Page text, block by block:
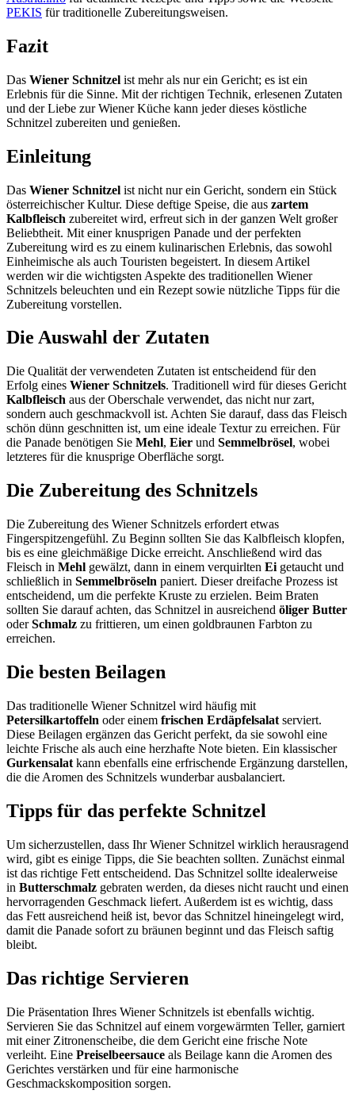
PEKIS für traditionelle Zubereitungsweisen.
Fazit
Das Wiener Schnitzel ist mehr als nur ein Gericht; es ist ein
Erlebnis für die Sinne. Mit der richtigen Technik, erlesenen Zutaten
und der Liebe zur Wiener Küche kann jeder dieses köstliche
Schnitzel zubereiten und genießen.
Einleitung
Das Wiener Schnitzel ist nicht nur ein Gericht, sondern ein Stück
österreichischer Kultur. Diese deftige Speise, die aus zartem
Kalbfleisch zubereitet wird, erfreut sich in der ganzen Welt großer
Beliebtheit. Mit einer knusprigen Panade und der perfekten
Zubereitung wird es zu einem kulinarischen Erlebnis, das sowohl
Einheimische als auch Touristen begeistert. In diesem Artikel
werden wir die wichtigsten Aspekte des traditionellen Wiener
Schnitzels beleuchten und ein Rezept sowie nützliche Tipps für die
Zubereitung vorstellen.
Die Auswahl der Zutaten
Die Qualität der verwendeten Zutaten ist entscheidend für den
Erfolg eines Wiener Schnitzels. Traditionell wird für dieses Gericht
Kalbfleisch aus der Oberschale verwendet, das nicht nur zart,
sondern auch geschmackvoll ist. Achten Sie darauf, dass das Fleisch
schön dünn geschnitten ist, um eine ideale Textur zu erreichen. Für
die Panade benötigen Sie Mehl, Eier und Semmelbrösel, wobei
letzteres für die knusprige Oberfläche sorgt.
Die Zubereitung des Schnitzels
Die Zubereitung des Wiener Schnitzels erfordert etwas
Fingerspitzengefühl. Zu Beginn sollten Sie das Kalbfleisch klopfen,
bis es eine gleichmäßige Dicke erreicht. Anschließend wird das
Fleisch in Mehl gewälzt, dann in einem verquirlten Ei getaucht und
schließlich in Semmelbröseln paniert. Dieser dreifache Prozess ist
entscheidend, um die perfekte Kruste zu erzielen. Beim Braten
sollten Sie darauf achten, das Schnitzel in ausreichend öliger Butter
oderSchmalz zu frittieren, um einen goldbraunen Farbton zu
erreichen.
Die besten Beilagen
Das traditionelle Wiener Schnitzel wird häufig mit
Petersilkartoffeln oder einem frischen Erdäpfelsalat serviert.
Diese Beilagen ergänzen das Gericht perfekt, da sie sowohl eine
leichte Frische als auch eine herzhafte Note bieten. Ein klassischer
Gurkensalat kann ebenfalls eine erfrischende Ergänzung darstellen,
die die Aromen des Schnitzels wunderbar ausbalanciert.
Tipps für das perfekte Schnitzel
Um sicherzustellen, dass Ihr Wiener Schnitzel wirklich herausragend
wird, gibt es einige Tipps, die Sie beachten sollten. Zunächst einmal
ist das richtige Fett entscheidend. Das Schnitzel sollte idealerweise
in Butterschmalz gebraten werden, da dieses nicht raucht und einen
hervorragenden Geschmack liefert. Außerdem ist es wichtig, dass
das Fett ausreichend heiß ist, bevor das Schnitzel hineingelegt wird,
damit die Panade sofort zu bräunen beginnt und das Fleisch saftig
bleibt.
Das richtige Servieren
Die Präsentation Ihres Wiener Schnitzels ist ebenfalls wichtig.
Servieren Sie das Schnitzel auf einem vorgewärmten Teller, garniert
mit einer Zitronenscheibe, die dem Gericht eine frische Note
verleiht. Eine Preiselbeersauce als Beilage kann die Aromen des
Gerichtes verstärken und für eine harmonische
Geschmackskomposition sorgen.